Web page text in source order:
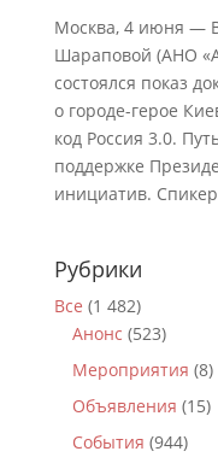
Москва, 4 июня —
Шараповой (АНО
состоялся показ
о городе-герое
код Россия 3.0.
поддержке
инициатив.
Рубрики
Все (1 482)
Анонс (523)
Мероприятия (8)
Объявления (15)
События (944)